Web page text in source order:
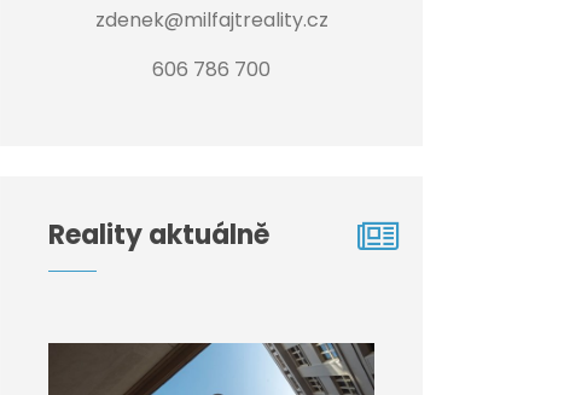
zdenek@milfajtreality.cz
606 786 700
Reality aktuálně